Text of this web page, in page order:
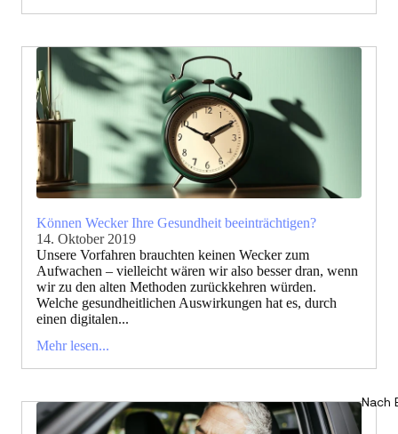
Nach
Können Wecker Ihre Gesundheit beeinträchtigen?
14. Oktober 2019
Unsere Vorfahren brauchten keinen Wecker zum
Aufwachen – vielleicht wären wir also besser dran, wenn
wir zu den alten Methoden zurückkehren würden.
Welche gesundheitlichen Auswirkungen hat es, durch
einen digitalen...
Mehr lesen...